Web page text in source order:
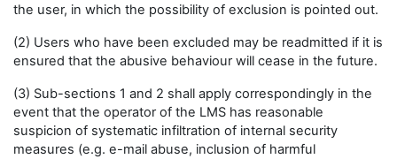
the user, in which the possibility of exclusion is pointed out.
(2) Users who have been excluded may be readmitted if it is
ensured that the abusive behaviour will cease in the future.
(3) Sub-sections 1 and 2 shall apply correspondingly in the
event that the operator of the LMS has reasonable
suspicion of systematic infiltration of internal security
measures (e.g. e-mail abuse, inclusion of harmful